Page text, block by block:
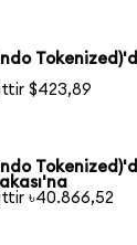
$423,89
৳40.866,52